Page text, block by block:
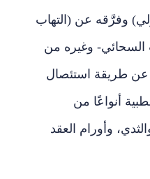
وفرَّقه عن (التهاب
السحائي- وغيره من
عن طريقة استئصال
أنواعًا من
وأورام العقد